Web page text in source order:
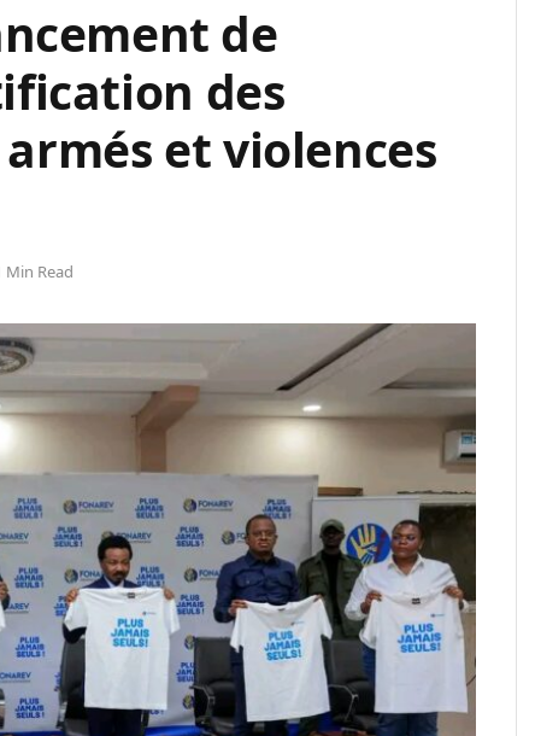
de
des
et violences
Min Read